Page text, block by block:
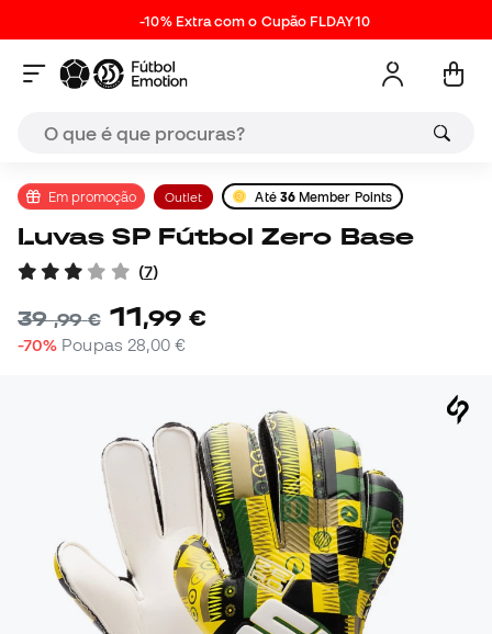
-10% Extra com o Cupão FLDAY10
Em promoção Outlet Até 36Member Points
Luvas SP Fútbol Zero Base
(7)
39,99 € 11,99 €
-70% Poupas 28,00 €